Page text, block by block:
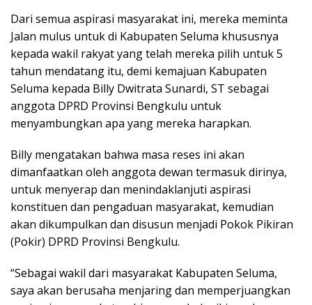
Dari semua aspirasi masyarakat ini, mereka meminta
Jalan mulus untuk di Kabupaten Seluma khususnya
kepada wakil rakyat yang telah mereka pilih untuk 5
tahun mendatang itu, demi kemajuan Kabupaten
Seluma kepada Billy Dwitrata Sunardi, ST sebagai
anggota DPRD Provinsi Bengkulu untuk
menyambungkan apa yang mereka harapkan.
Billy mengatakan bahwa masa reses ini akan
dimanfaatkan oleh anggota dewan termasuk dirinya,
untuk menyerap dan menindaklanjuti aspirasi
konstituen dan pengaduan masyarakat, kemudian
akan dikumpulkan dan disusun menjadi Pokok Pikiran
(Pokir) DPRD Provinsi Bengkulu.
“Sebagai wakil dari masyarakat Kabupaten Seluma,
saya akan berusaha menjaring dan memperjuangkan